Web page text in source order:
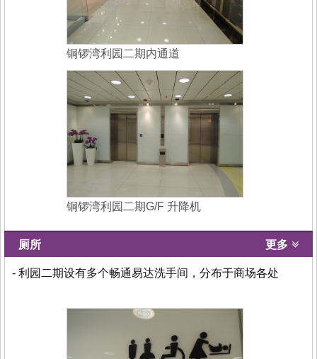
铜锣湾利园二期内通道
铜锣湾利园二期G/F 升降机
厕所 更多
- 利园二期设有多个畅通易达洗手间，分布于商场各处